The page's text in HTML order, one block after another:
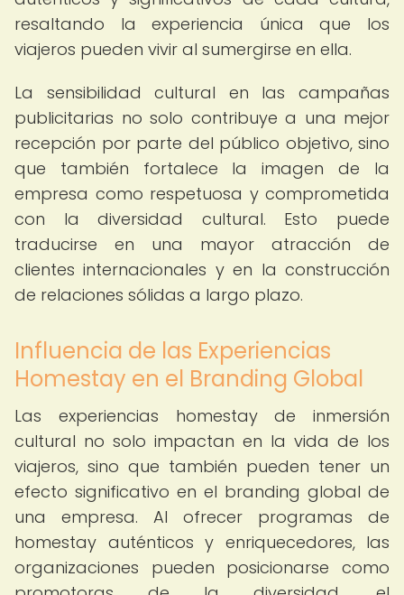
resaltando la experiencia única que los
viajeros pueden vivir al sumergirse en ella.
La sensibilidad cultural en las campañas
publicitarias no solo contribuye a una mejor
recepción por parte del público objetivo, sino
que también fortalece la imagen de la
empresa como respetuosa y comprometida
con la diversidad cultural. Esto puede
traducirse en una mayor atracción de
clientes internacionales y en la construcción
de relaciones sólidas a largo plazo.
Influencia de las Experiencias
Homestay en el Branding Global
Las experiencias homestay de inmersión
cultural no solo impactan en la vida de los
viajeros, sino que también pueden tener un
efecto significativo en el branding global de
una empresa. Al ofrecer programas de
homestay auténticos y enriquecedores, las
organizaciones pueden posicionarse como